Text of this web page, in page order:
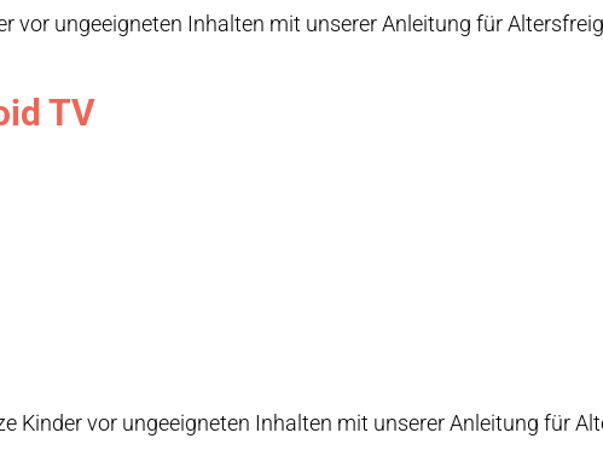
vor ungeeigneten Inhalten mit unserer Anleitung für
TV
Kinder vor ungeeigneten Inhalten mit unserer Anleitung für